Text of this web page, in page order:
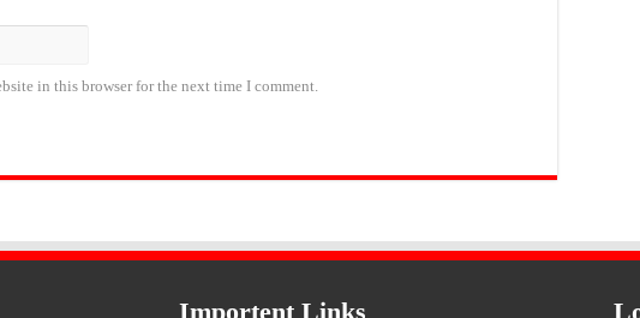
in this browser for the next time I comment.
Importent Links